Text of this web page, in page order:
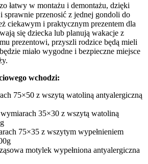
łatwy w montażu i demontażu, dzięki
sprawnie przenosić z jednej gondoli do
ciekawym i praktycznym prezentem dla
się dziecka lub planują wakacje z
prezentowi, przyszli rodzice będą mieli
miało wygodne i bezpieczne miejsce
wchodzi:
75×50 z wszytą watoliną antyalergiczną
wymiarach 35×30 z wszytą watoliną
75×35 z wszytym wypełnieniem
motylek wypełniona antyalergiczna